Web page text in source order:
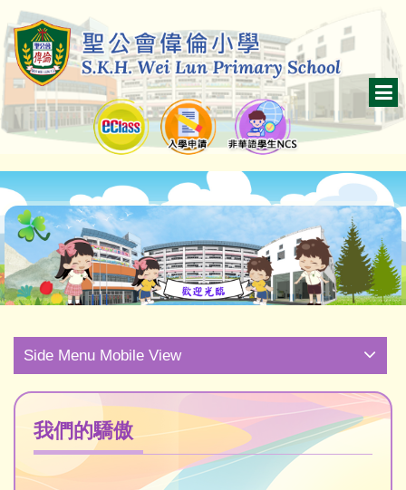
Side Menu Mobile View
我們的驕傲